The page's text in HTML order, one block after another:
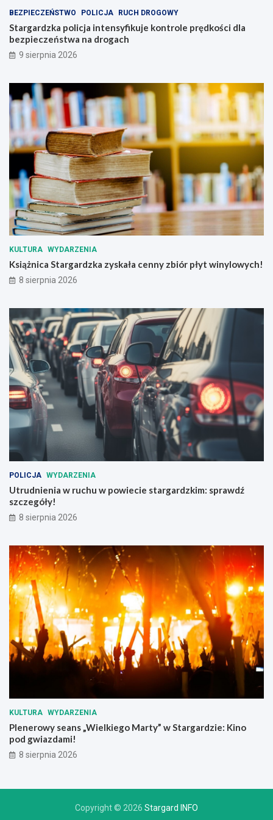
e
n
s
y
f
k
u
j
e
k
o
n
r
o
e
p
r
ę
d
k
o
i
d
l
a
b
e
z
p
i
c
e
s
t
w
a
d
r
o
g
a
c
h
y
s
k
a
ł
c
e
n
n
y
z
b
ó
r
p
ł
t
w
i
n
y
w
y
c
h
!
BEZPIECZEŃSTWO POLICJA RUCH DROGOWY
Stargardzka policja intensyfikuje kontrole prędkości dla
bezpieczeństwa na drogach
9 sierpnia 2026
KULTURA WYDARZENIA
Książnica Stargardzka zyskała cenny zbiór płyt winylowych!
8 sierpnia 2026
POLICJA WYDARZENIA
Utrudnienia w ruchu w powiecie stargardzkim: sprawdź
szczegóły!
8 sierpnia 2026
KULTURA WYDARZENIA
Plenerowy seans „Wielkiego Marty” w Stargardzie: Kino
pod gwiazdami!
8 sierpnia 2026
Copyright © 2026 Stargard INFO